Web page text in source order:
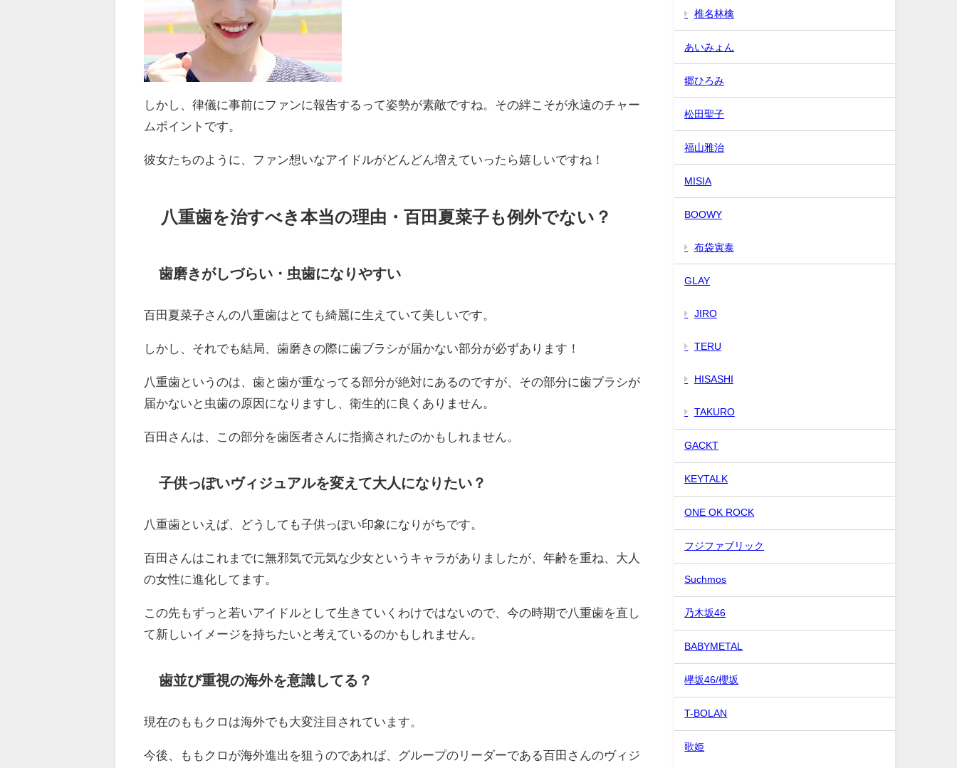
しかし、律儀に事前にファンに報告するって姿勢が素敵ですね。その絆こそが永遠のチャー
ムポイントです。
彼女たちのように、ファン想いなアイドルがどんどん増えていったら嬉しいですね！
八重歯を治すべき本当の理由・百田夏菜子も例外でない？
歯磨きがしづらい・虫歯になりやすい
百田夏菜子さんの八重歯はとても綺麗に生えていて美しいです。
しかし、それでも結局、歯磨きの際に歯ブラシが届かない部分が必ずあります！
八重歯というのは、歯と歯が重なってる部分が絶対にあるのですが、その部分に歯ブラシが
届かないと虫歯の原因になりますし、衛生的に良くありません。
百田さんは、この部分を歯医者さんに指摘されたのかもしれません。
子供っぽいヴィジュアルを変えて大人になりたい？
八重歯といえば、どうしても子供っぽい印象になりがちです。
百田さんはこれまでに無邪気で元気な少女というキャラがありましたが、年齢を重ね、大人
の女性に進化してます。
この先もずっと若いアイドルとして生きていくわけではないので、今の時期で八重歯を直し
て新しいイメージを持ちたいと考えているのかもしれません。
歯並び重視の海外を意識してる？
現在のももクロは海外でも大変注目されています。
今後、ももクロが海外進出を狙うのであれば、グループのリーダーである百田さんのヴィジ
椎名林檎
あいみょん
郷ひろみ
松田聖子
福山雅治
MISIA
BOOWY
布袋寅泰
GLAY
JIRO
TERU
HISASHI
TAKURO
GACKT
KEYTALK
ONE OK ROCK
フジファブリック
Suchmos
乃木坂46
BABYMETAL
欅坂46/櫻坂
T-BOLAN
歌姫